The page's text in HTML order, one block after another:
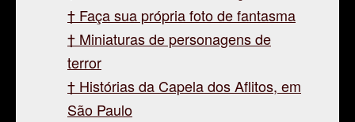
Faça sua própria foto de fantasma
Miniaturas de personagens de
terror
Histórias da Capela dos Aflitos, em
São Paulo